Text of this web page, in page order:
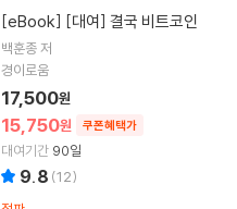
[eBook] [대여] 결국 비트코인
백훈종 저
경이로움
15,750원 쿠폰혜택가
17,500원
대여기간 90일
9.8 (12)